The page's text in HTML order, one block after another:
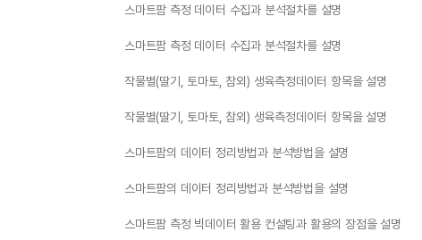
스마트팜 측정 데이터 수집과 분석절차를 설명
스마트팜 측정 데이터 수집과 분석절차를 설명
작물별(딸기, 토마토, 참외) 생육측정데이터 항목을 설명
작물별(딸기, 토마토, 참외) 생육측정데이터 항목을 설명
스마트팜의 데이터 정리방법과 분석방법을 설명
스마트팜의 데이터 정리방법과 분석방법을 설명
스마트팜 측정 빅데이터 활용 컨설팅과 활용의 장점을 설명